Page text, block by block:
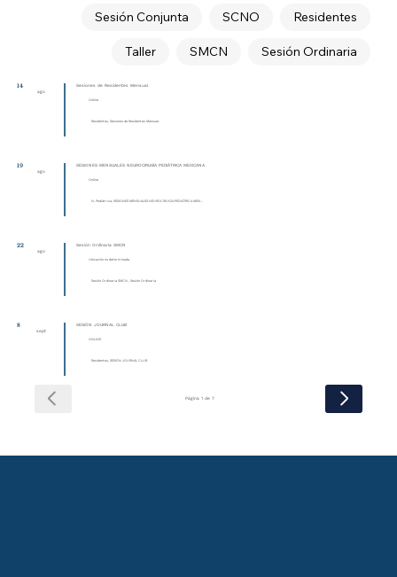
Residentes
SCNO
Sesión Conjunta
Sesión Ordinaria
SMCN
Taller
14
ago
Sesiones de Residentes Mensual
Online
Residentes, Sesiones de Residentes Mensual
19
ago
SESIONES MENSUALES NEUROCIRUGÍA PEDIÁTRICA MEXICANA
Online
N. Pediátrica, SESIONES MENSUALES NEUROCIRUGÍA PEDIÁTRICA MEXI...
22
ago
Sesión Ordinaria SMCN
Ubicación no determinada
Sesión Ordinaria SMCN , Sesión Ordinaria
8
sept
SESIÓN JOURNAL CLUB
ONLINE
Residentes, SESIÓN JOURNAL CLUB
Página 1 de 7